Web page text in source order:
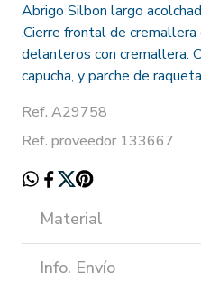
Abrigo Silbon largo
.Cierre frontal de
delanteros con cremallera.
capucha, y parche de
Ref. A29758
Ref. proveedor 133667
Material
Info. Envío